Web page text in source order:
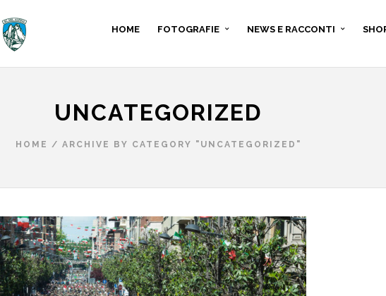
HOME FOTOGRAFIE NEWS E RACCONTI
UNCATEGORIZED
HOME / ARCHIVE BY CATEGORY "UNCATEGORIZED"